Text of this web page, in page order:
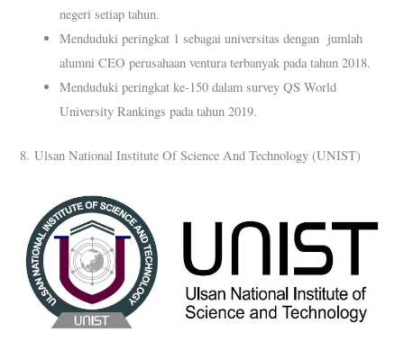
negeri setiap tahun.
Menduduki peringkat 1 sebagai universitas dengan jumlah
alumni CEO perusahaan ventura terbanyak pada tahun 2018.
Menduduki peringkat ke-150 dalam survey QS World
University Rankings pada tahun 2019.
8. Ulsan National Institute Of Science And Technology (UNIST)